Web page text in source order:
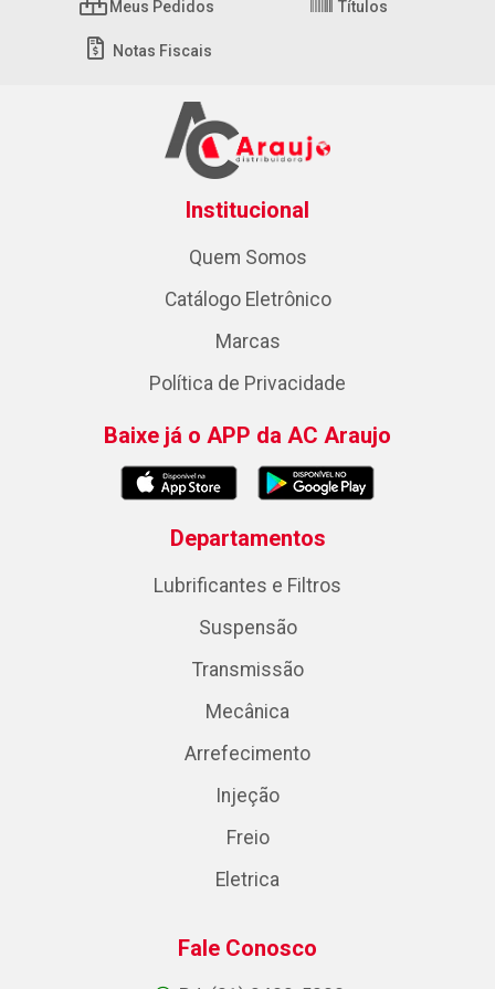
Meus Pedidos Títulos
Notas Fiscais
Institucional
Quem Somos
Catálogo Eletrônico
Marcas
Política de Privacidade
Baixe já o APP da AC Araujo
Departamentos
Lubrificantes e Filtros
Suspensão
Transmissão
Mecânica
Arrefecimento
Injeção
Freio
Eletrica
Fale Conosco